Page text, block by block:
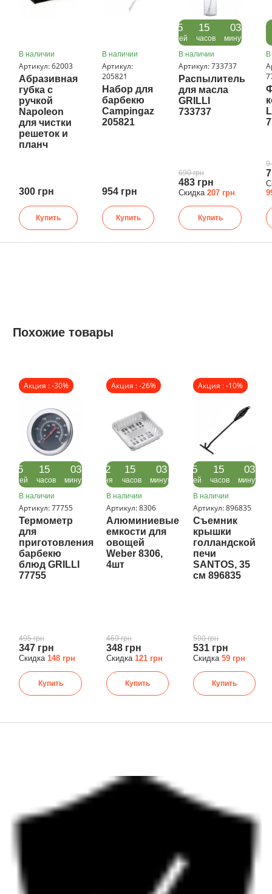
В наличии
Артикул: 62003
Абразивная
губка с
ручкой
Napoleon
для чистки
решеток и
планч
300 грн
Купить
В наличии
Артикул:
205821
Набор для
барбекю
Campingaz
205821
954 грн
Купить
05
дней
15
часов
03
минуты
В наличии
Артикул: 733737
Распылитель
для масла
GRILLI
733737
690 грн
483 грн
Скидка207 грн
Купить
9
Похожие товары
Акция : -30%
05
дней
15
часов
03
минуты
В наличии
Артикул: 77755
Термометр
для
приготовления
барбекю
блюд GRILLI
77755
495 грн
347 грн
Скидка148 грн
Купить
Акция : -26%
22
дня
15
часов
03
минуты
В наличии
Артикул: 8306
Алюминиевые
емкости для
овощей
Weber 8306,
4шт
469 грн
348 грн
Скидка 121 грн
Купить
Акция : -10%
05
дней
15
часов
03
минуты
В наличии
Артикул: 896835
Съемник
крышки
голландской
печи
SANTOS, 35
см 896835
590 грн
531 грн
Скидка59 грн
Купить